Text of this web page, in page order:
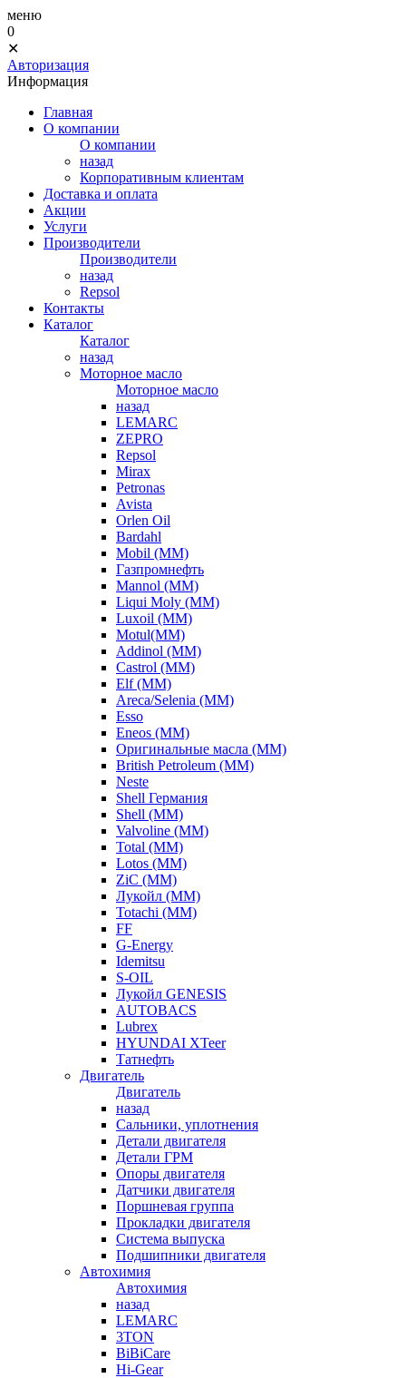
меню
0
✕
Авторизация
Информация
Главная
О компании
О компании
назад
Корпоративным клиентам
Доставка и оплата
Акции
Услуги
Производители
Производители
назад
Repsol
Контакты
Каталог
Каталог
назад
Моторное масло
Моторное масло
назад
LEMARC
ZEPRO
Repsol
Mirax
Petronas
Avista
Orlen Oil
Bardahl
Mobil (ММ)
Газпромнефть
Mannol (ММ)
Liqui Moly (ММ)
Luxoil (ММ)
Motul(ММ)
Addinol (ММ)
Castrol (ММ)
Elf (ММ)
Areca/Selenia (ММ)
Esso
Eneos (ММ)
Оригинальные масла (ММ)
British Petroleum (ММ)
Neste
Shell Германия
Shell (ММ)
Valvoline (ММ)
Total (ММ)
Lotos (ММ)
ZiC (ММ)
Лукойл (ММ)
Totachi (MM)
FF
G-Energy
Idemitsu
S-OIL
Лукойл GENESIS
AUTOBACS
Lubrex
HYUNDAI XTeer
Татнефть
Двигатель
Двигатель
назад
Сальники, уплотнения
Детали двигателя
Детали ГРМ
Опоры двигателя
Датчики двигателя
Поршневая группа
Прокладки двигателя
Система выпуска
Подшипники двигателя
Автохимия
Автохимия
назад
LEMARC
3TON
BiBiCare
Hi-Gear